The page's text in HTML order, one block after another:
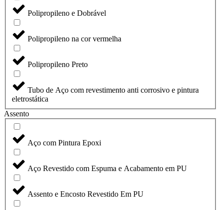
Polipropileno e Dobrável
Polipropileno na cor vermelha
Polipropileno Preto
Tubo de Aço com revestimento anti corrosivo e pintura
eletrostática
Assento
Aço com Pintura Epoxi
Aço Revestido com Espuma e Acabamento em PU
Assento e Encosto Revestido Em PU